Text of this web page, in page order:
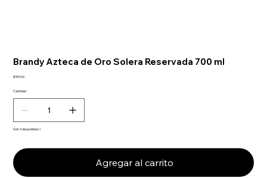
Brandy Azteca de Oro Solera Reservada 700 ml
Precio
$185.00
Cantidad
Solo 3 disponible(s)
Agregar al carrito